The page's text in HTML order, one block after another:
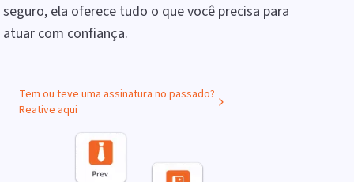
seguro, ela oferece tudo o que você precisa para
atuar com confiança.
Tem ou teve uma assinatura no passado?
Reative aqui